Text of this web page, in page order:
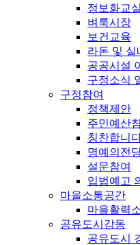
정보화교실
벼룩시장
보건교육
라돈 및 실
공공시설
구정소식
구정참여
정책제안
주민예산
칭찬합니
명예의전
설문참여
입법예고
마을소통공간
마을활력
공유도시강동
공유도시